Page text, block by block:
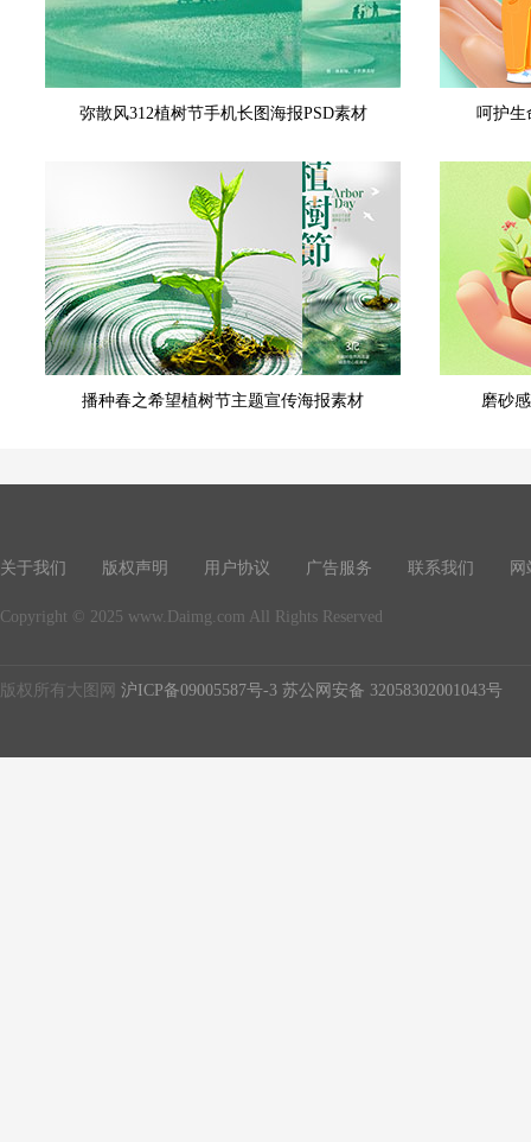
弥散风312植树节手机长图海报PSD素材 呵护生
播种春之希望植树节主题宣传海报素材 磨砂
关于我们 版权声明 用户协议 广告服务 联系我们 网
Copyright © 2025 www.Daimg.com All Rights Reserved
版权所有大图网 沪ICP备09005587号-3 苏公网安备 32058302001043号